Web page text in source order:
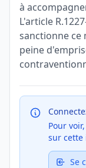
à
L'article
sanctionne ce
peine
Pour
sur cette
Se